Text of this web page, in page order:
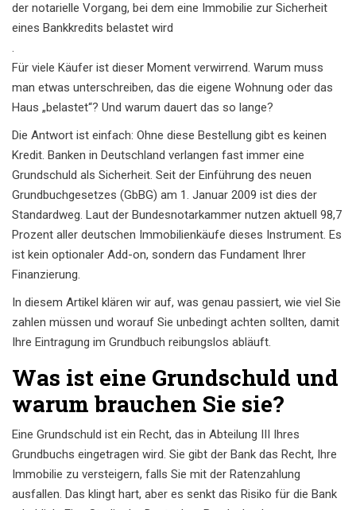
der notarielle Vorgang, bei dem eine Immobilie zur Sicherheit
eines Bankkredits belastet wird
.
Für viele Käufer ist dieser Moment verwirrend. Warum muss
man etwas unterschreiben, das die eigene Wohnung oder das
Haus „belastet“? Und warum dauert das so lange?
Die Antwort ist einfach: Ohne diese Bestellung gibt es keinen
Kredit. Banken in Deutschland verlangen fast immer eine
Grundschuld als Sicherheit. Seit der Einführung des neuen
Grundbuchgesetzes (GbBG) am 1. Januar 2009 ist dies der
Standardweg. Laut der Bundesnotarkammer nutzen aktuell 98,7
Prozent aller deutschen Immobilienkäufe dieses Instrument. Es
ist kein optionaler Add-on, sondern das Fundament Ihrer
Finanzierung.
In diesem Artikel klären wir auf, was genau passiert, wie viel Sie
zahlen müssen und worauf Sie unbedingt achten sollten, damit
Ihre Eintragung im Grundbuch reibungslos abläuft.
Was ist eine Grundschuld und
warum brauchen Sie sie?
Eine Grundschuld ist ein Recht, das in Abteilung III Ihres
Grundbuchs eingetragen wird. Sie gibt der Bank das Recht, Ihre
Immobilie zu versteigern, falls Sie mit der Ratenzahlung
ausfallen. Das klingt hart, aber es senkt das Risiko für die Bank